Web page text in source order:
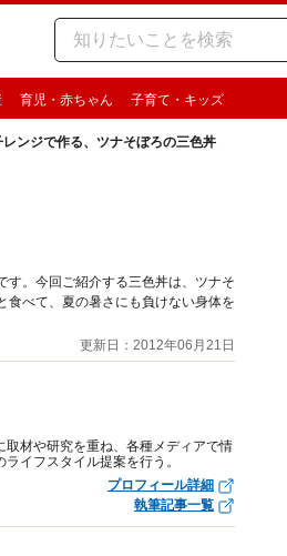
育児・赤ちゃん 子育て・キッズ
レンジで作る、ツナそぼろの三色丼
す。今回ご紹介する三色丼は、ツナそ
食べて、夏の暑さにも負けない身体を
更新日：2012年06月21日
材や研究を重ね、各種メディアで情
イフスタイル提案を行う。
プロフィール詳細
執筆記事一覧